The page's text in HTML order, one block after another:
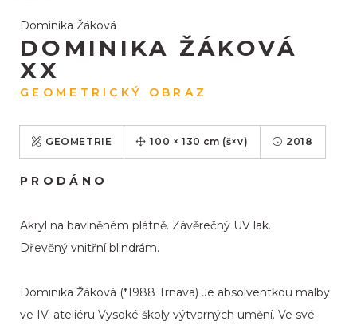
Dominika Žáková
DOMINIKA ŽÁKOVÁ
XX
GEOMETRICKÝ OBRAZ
GEOMETRIE 100 × 130 cm (š×v) 2018
PRODÁNO
Akryl na bavlněném plátně. Závěrečný UV lak.
Dřevěný vnitřní blindrám.
Dominika Žáková (*1988 Trnava) Je absolventkou malby
ve IV. ateliéru Vysoké školy výtvarných umění. Ve své